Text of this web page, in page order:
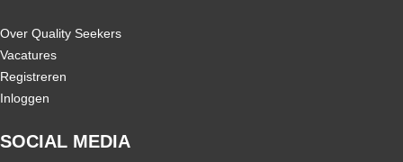
Over Quality Seekers
Vacatures
Registreren
Inloggen
SOCIAL MEDIA